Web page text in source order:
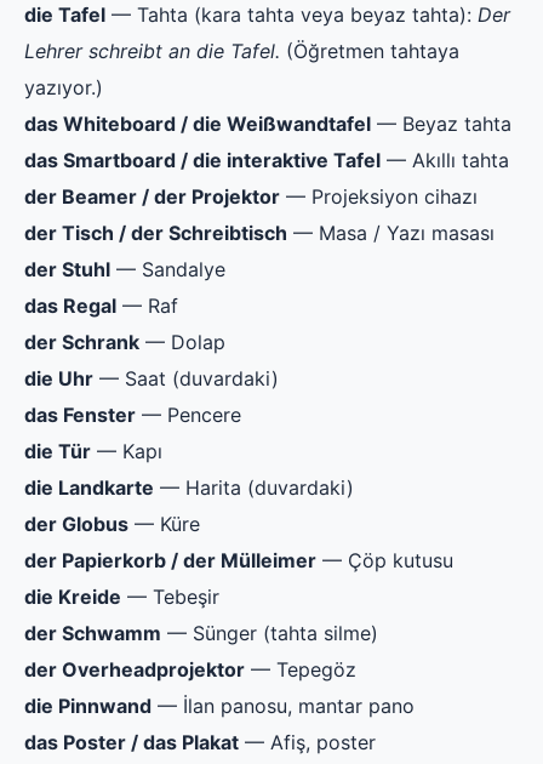
die Tafel — Tahta (kara tahta veya beyaz tahta): Der
Lehrer schreibt an die Tafel. (Öğretmen tahtaya
yazıyor.)
das Whiteboard / die Weißwandtafel — Beyaz tahta
das Smartboard / die interaktive Tafel — Akıllı tahta
der Beamer / der Projektor — Projeksiyon cihazı
der Tisch / der Schreibtisch — Masa / Yazı masası
der Stuhl — Sandalye
das Regal — Raf
der Schrank — Dolap
die Uhr — Saat (duvardaki)
das Fenster — Pencere
die Tür — Kapı
die Landkarte — Harita (duvardaki)
der Globus — Küre
der Papierkorb / der Mülleimer — Çöp kutusu
die Kreide — Tebeşir
der Schwamm — Sünger (tahta silme)
der Overheadprojektor — Tepegöz
die Pinnwand — İlan panosu, mantar pano
das Poster / das Plakat — Afiş, poster